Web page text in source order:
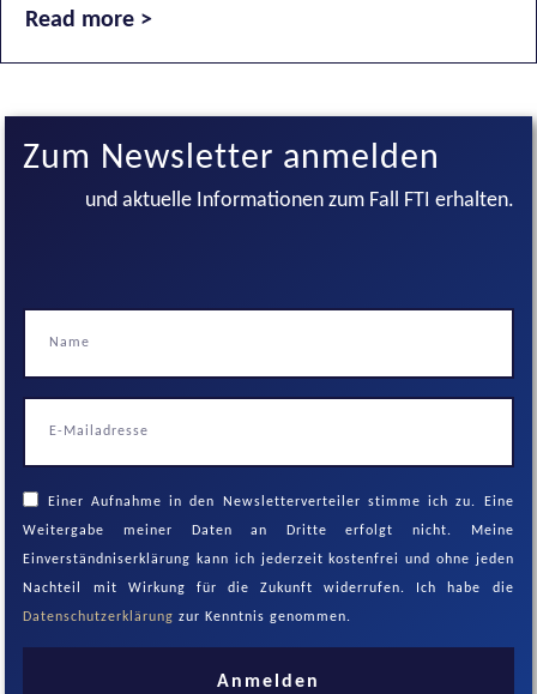
Read more >
Zum Newsletter anmelden
und aktuelle Informationen zum Fall FTI erhalten.
Einer Aufnahme in den Newsletterverteiler stimme ich zu. Eine
Weitergabe meiner Daten an Dritte erfolgt nicht. Meine
Einverständniserklärung kann ich jederzeit kostenfrei und ohne jeden
Nachteil mit Wirkung für die Zukunft widerrufen. Ich habe die
Datenschutzerklärung zur Kenntnis genommen.
Anmelden